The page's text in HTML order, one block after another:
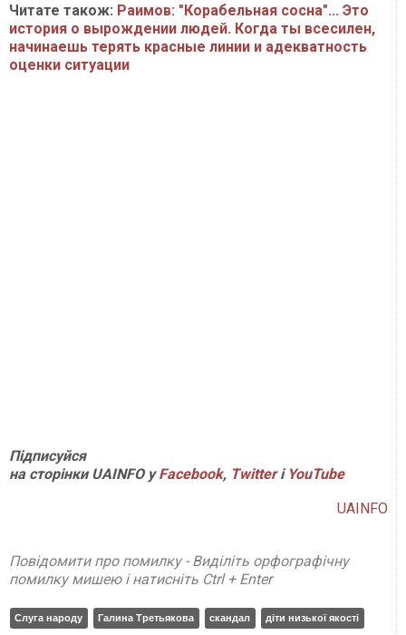
Читате також: Раимов: "Корабельная сосна"... Это
история о вырождении людей. Когда ты всесилен,
начинаешь терять красные линии и адекватность
оценки ситуации
Підписуйся
на сторінки UAINFO уFacebook, Twitterі YouTube
UAINFO
Повідомити про помилку - Виділіть орфографічну
помилку мишею і натисніть Ctrl + Enter
Слуга народу Галина Третьякова скандал діти низької якості